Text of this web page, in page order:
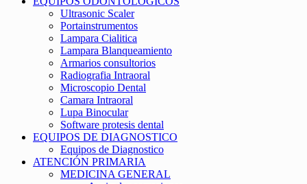
Ultrasonic Scaler
Portainstrumentos
Lampara Cialitica
Lampara Blanqueamiento
Armarios consultorios
Radiografia Intraoral
Microscopio Dental
Camara Intraoral
Lupa Binocular
Software protesis dental
EQUIPOS DE DIAGNOSTICO
Equipos de Diagnostico
ATENCIÓN PRIMARIA
MEDICINA GENERAL